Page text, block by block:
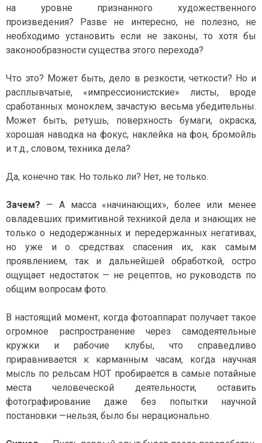
на уровне признанного художественного
произведения? Разве не интересно, не полезно, не
необходимо установить если не законы, то хотя бы
законообразности существа этого перехода?
Что это? Может быть, дело в резкости, четкости? Но и
расплывчатые, «импрессионистские» листы, вроде
сработанных моноклем, зачастую весьма убедительны.
Может быть, ретушь, поверхность бумаги, окраска,
хорошая наводка на фокус, наклейка на фон, бромойль
и т.д., словом, техника дела?
Да, конечно так. Но только ли? Нет, не только.
Зачем? — А масса «начинающих», более или менее
овладевших примитивной техникой дела и знающих не
только о недодержанных и передержанных негативах,
но уже и о средствах спасения их, как самым
проявлением, так и дальнейшей обработкой, остро
ощущает недостаток — не рецептов, но руководств по
общим вопросам фото.
В настоящий момент, когда фотоаппарат получает такое
огромное распространение через самодеятельные
кружки и рабочие клубы, что справедливо
приравнивается к карманным часам, когда научная
мысль по рельсам НОТ пробирается в самые потайные
места человеческой деятельности, оставить
фотографирование даже без попытки научной
постановки —нельзя, было бы нерационально.